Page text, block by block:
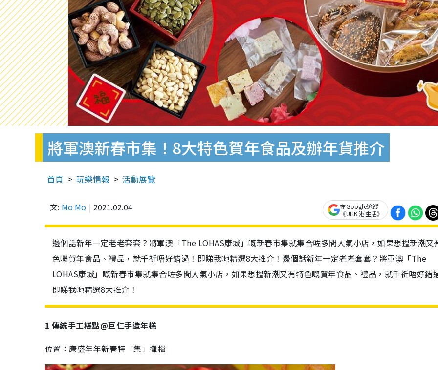
將軍澳新春市集！8大特色賀年食品及辦年貨推介
首頁 玩樂情報 活動展覽
文: Mo Mo 2021.02.04
在Google追蹤
《UHK 港生活》
邊個話新年一定老老套套？將軍澳「The LOHAS康城」嘅新春市集就集合咗多間人氣小店，如果想搵新潮又
色嘅賀年食品、禮品，就千祈唔好錯過！即睇我哋精選8大推介！邊個話新年一定老老套套？將軍澳「The
LOHAS康城」嘅新春市集就集合咗多間人氣小店，如果想搵新潮又有特色嘅賀年食品、禮品，就千祈唔好錯
即睇我哋精選8大推介！
1 傳統手工榚點@巨仁手造年榚
位置：康盛年年新春特「集」攤檔